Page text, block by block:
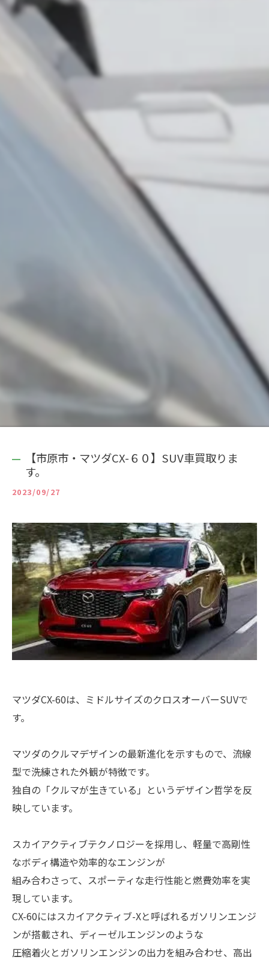
【市原市・マツダCX-６０】SUV車買取りま
す。
2023/09/27
マツダCX-60は、ミドルサイズのクロスオーバーSUVで
す。
マツダのクルマデザインの最新進化を示すもので、流線
型で洗練された外観が特徴です。
独自の「クルマが生きている」というデザイン哲学を反
映しています。
スカイアクティブテクノロジーを採用し、軽量で高剛性
なボディ構造や効率的なエンジンが
組み合わさって、スポーティな走行性能と燃費効率を実
現しています。
CX-60にはスカイアクティブ-Xと呼ばれるガソリンエンジ
ンが搭載され、ディーゼルエンジンのような
圧縮着火とガソリンエンジンの出力を組み合わせ、高出